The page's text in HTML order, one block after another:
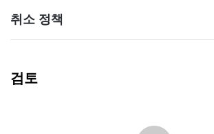
취소 정책
검토